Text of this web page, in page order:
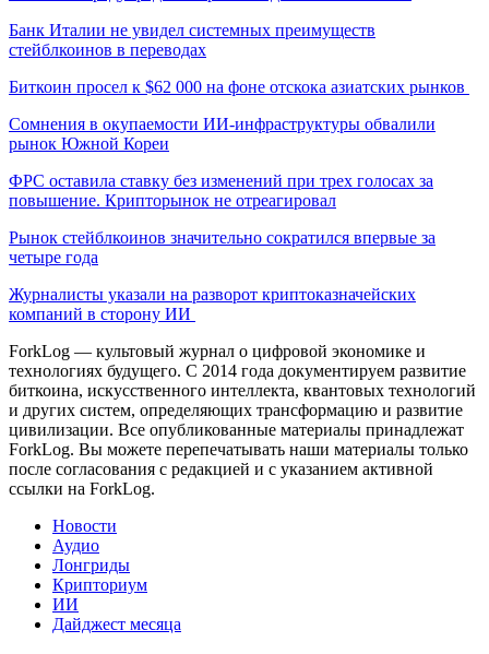
Банк Италии не увидел системных преимуществ
стейблкоинов в переводах
Биткоин просел к $62 000 на фоне отскока азиатских рынков
Сомнения в окупаемости ИИ-инфраструктуры обвалили
рынок Южной Кореи
ФРС оставила ставку без изменений при трех голосах за
повышение. Крипторынок не отреагировал
Рынок стейблкоинов значительно сократился впервые за
четыре года
Журналисты указали на разворот криптоказначейских
компаний в сторону ИИ
ForkLog — культовый журнал о цифровой экономике и
технологиях будущего. С 2014 года документируем развитие
биткоина, искусственного интеллекта, квантовых технологий
и других систем, определяющих трансформацию и развитие
цивилизации. Все опубликованные материалы принадлежат
ForkLog. Вы можете перепечатывать наши материалы только
после согласования с редакцией и с указанием активной
ссылки на ForkLog.
Новости
Аудио
Лонгриды
Крипториум
ИИ
Дайджест месяца